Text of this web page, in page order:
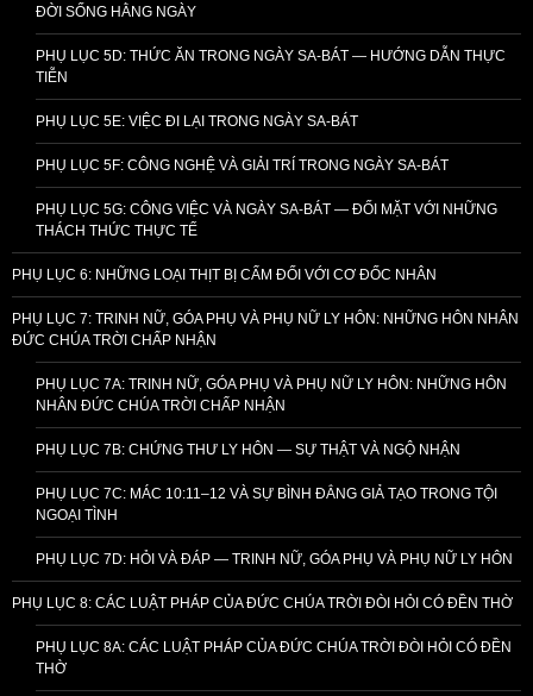
ĐỜI SỐNG HẰNG NGÀY
PHỤ LỤC 5D: THỨC ĂN TRONG NGÀY SA-BÁT — HƯỚNG DẪN THỰC
TIỄN
PHỤ LỤC 5E: VIỆC ĐI LẠI TRONG NGÀY SA-BÁT
PHỤ LỤC 5F: CÔNG NGHỆ VÀ GIẢI TRÍ TRONG NGÀY SA-BÁT
PHỤ LỤC 5G: CÔNG VIỆC VÀ NGÀY SA-BÁT — ĐỐI MẶT VỚI NHỮNG
THÁCH THỨC THỰC TẾ
PHỤ LỤC 6: NHỮNG LOẠI THỊT BỊ CẤM ĐỐI VỚI CƠ ĐỐC NHÂN
PHỤ LỤC 7: TRINH NỮ, GÓA PHỤ VÀ PHỤ NỮ LY HÔN: NHỮNG HÔN NHÂN
ĐỨC CHÚA TRỜI CHẤP NHẬN
PHỤ LỤC 7A: TRINH NỮ, GÓA PHỤ VÀ PHỤ NỮ LY HÔN: NHỮNG HÔN
NHÂN ĐỨC CHÚA TRỜI CHẤP NHẬN
PHỤ LỤC 7B: CHỨNG THƯ LY HÔN — SỰ THẬT VÀ NGỘ NHẬN
PHỤ LỤC 7C: MÁC 10:11–12 VÀ SỰ BÌNH ĐẲNG GIẢ TẠO TRONG TỘI
NGOẠI TÌNH
PHỤ LỤC 7D: HỎI VÀ ĐÁP — TRINH NỮ, GÓA PHỤ VÀ PHỤ NỮ LY HÔN
PHỤ LỤC 8: CÁC LUẬT PHÁP CỦA ĐỨC CHÚA TRỜI ĐÒI HỎI CÓ ĐỀN THỜ
PHỤ LỤC 8A: CÁC LUẬT PHÁP CỦA ĐỨC CHÚA TRỜI ĐÒI HỎI CÓ ĐỀN
THỜ